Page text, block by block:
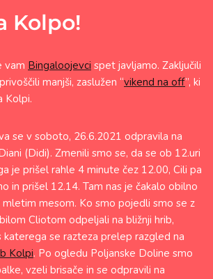
Kolpo!
vam Bingaloojevci spet javljamo. Zaključili
manjši, zaslužen “vikend na off”, ki
Kolpi.
se v soboto, 26.6.2021 odpravila na
(Didi). Zmenili smo se, da se ob 12.uri
je prišel rahle 4 minute čez 12.00, Cili pa
in prišel 12.14. Tam nas je čakalo obilno
mletim mesom. Ko smo pojedli smo se z
Cliotom odpeljali na bližnji hrib,
katerega se razteza prelep razgled na
Kolpi. Po ogledu Poljanske Doline smo
vzeli brisače in se odpravili na